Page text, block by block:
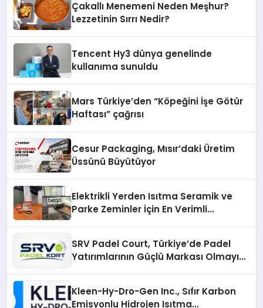
Çakallı Menemeni Neden Meşhur?
Lezzetinin Sırrı Nedir?
Tencent Hy3 dünya genelinde
kullanıma sunuldu
Mars Türkiye’den “Köpeğini İşe Götür
Haftası” çağrısı
Cesur Packaging, Mısır’daki Üretim
Üssünü Büyütüyor
Elektrikli Yerden Isıtma Seramik ve
Parke Zeminler İçin En Verimli
SRV Padel Court, Türkiye’de Padel
Yatırımlarının Güçlü Markası Olmayı
Kleen-Hy-Dro-Gen Inc., Sıfır Karbon
Emisyonlu Hidrojen Isıtma